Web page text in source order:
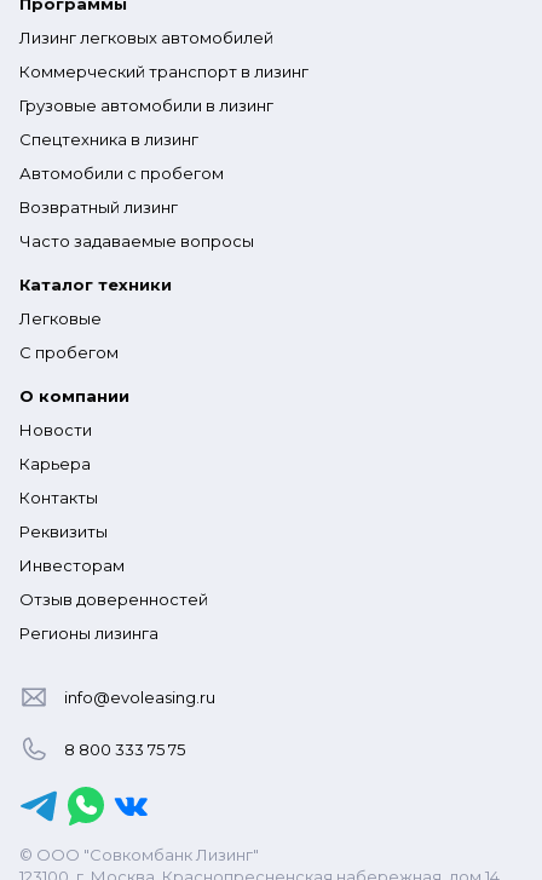
Лизинг легковых автомобилей
Коммерческий транспорт в лизинг
Грузовые автомобили в лизинг
Спецтехника в лизинг
Автомобили с пробегом
Возвратный лизинг
Часто задаваемые вопросы
Каталог техники
Легковые
С пробегом
О компании
Новости
Карьера
Контакты
Реквизиты
Инвесторам
Отзыв доверенностей
Регионы лизинга
info@evoleasing.ru
8 800 333 75 75
© ООО "Совкомбанк Лизинг"